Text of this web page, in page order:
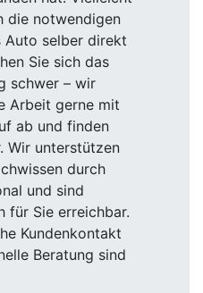
die notwendigen
Auto selber direkt
Sie sich das
schwer – wir
Arbeit gerne mit
ab und finden
Wir unterstützen
durch
und sind
für Sie erreichbar.
Kundenkontakt
Beratung sind